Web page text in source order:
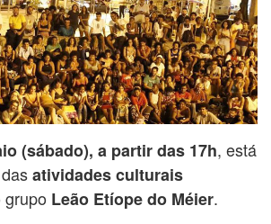
(sábado), a partir das 17h, está
atividades culturais
grupo Leão Etíope do Méier.